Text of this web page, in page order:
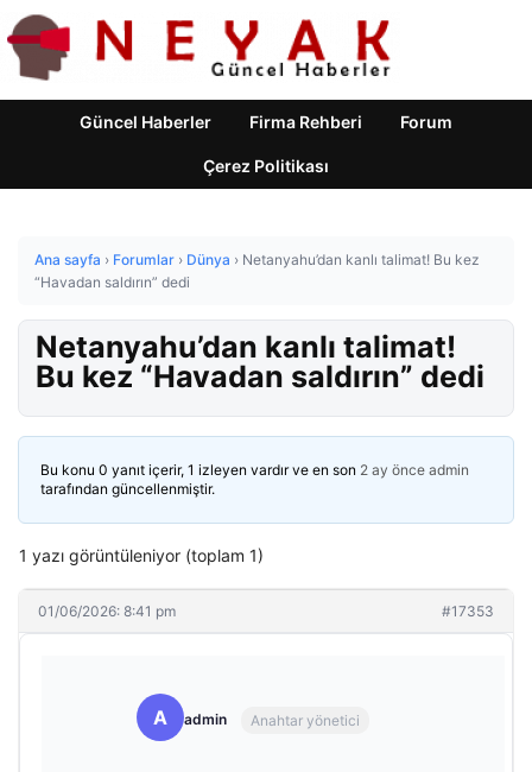
Güncel Haberler Firma Rehberi Forum
Çerez Politikası
Ana sayfa › Forumlar › Dünya › Netanyahu’dan kanlı talimat! Bu kez
“Havadan saldırın” dedi
Netanyahu’dan kanlı talimat!
Bu kez “Havadan saldırın” dedi
Bu konu 0 yanıt içerir, 1 izleyen vardır ve en son 2 ay önce admin
tarafından güncellenmiştir.
1 yazı görüntüleniyor (toplam 1)
01/06/2026: 8:41 pm #17353
A admin Anahtar yönetici